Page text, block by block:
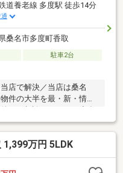
道養老線 多度駅 徒歩14分
桑名市多度町香取
駐車2台
店で解決／当店は桑名
件の大半を最・新・情・
」停徒歩約4分◆家事効率
部屋◆2台駐車可能※写真
ます。＝＝＝＝＝＝＝＝
失敗しない住宅ローン選
すので、お客様の安心ゆ
万円 5LDK